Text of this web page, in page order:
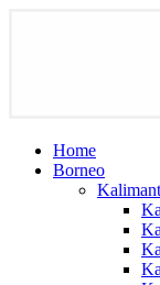
Home
Borneo